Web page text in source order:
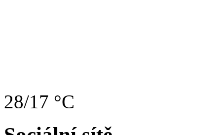
28/17 °C